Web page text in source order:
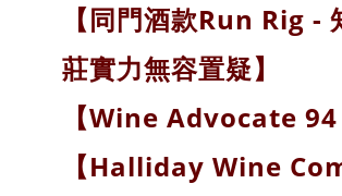
【 同門酒款Run Rig
莊實力無容置疑】
【Wine Advocate
【 Halliday Wine